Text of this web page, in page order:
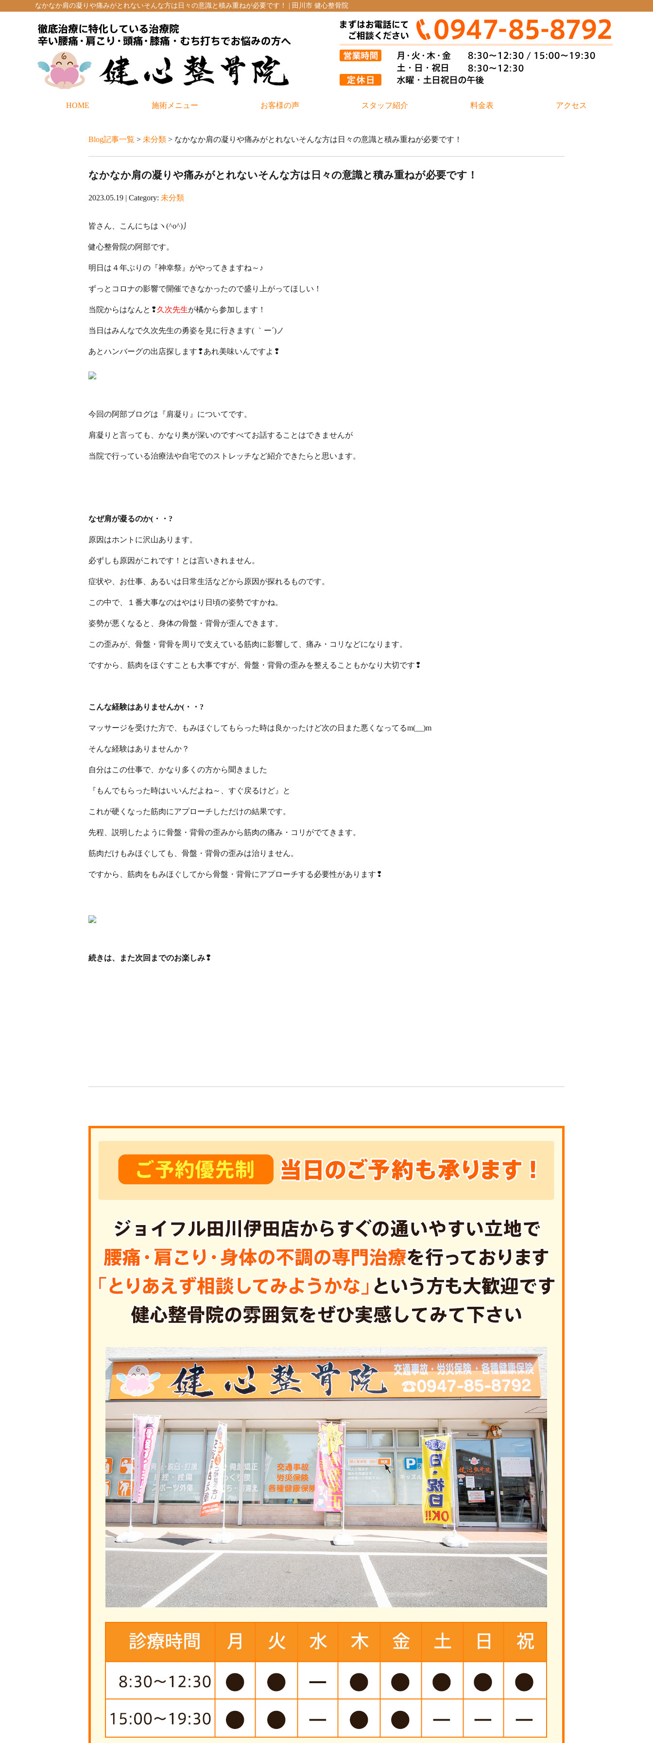
なかなか肩の凝りや痛みがとれないそんな方は日々の意識と積み重ねが必要です！ | 田川市 健心整骨院
HOME 施術メニュー お客様の声 スタッフ紹介 料金表 アクセス
Blog記事一覧 > 未分類 > なかなか肩の凝りや痛みがとれないそんな方は日々の意識と積み重ねが必要です！
なかなか肩の凝りや痛みがとれないそんな方は日々の意識と積み重ねが必要です！
2023.05.19 | Category: 未分類
皆さん、こんにちはヽ(^o^)丿
健心整骨院の阿部です。
明日は４年ぶりの『神幸祭』がやってきますね～♪
ずっとコロナの影響で開催できなかったので盛り上がってほしい！
当院からはなんと❢久次先生が橘から参加します！
当日はみんなで久次先生の勇姿を見に行きます( ｀ー´)ノ
あとハンバーグの出店探します❢あれ美味いんですよ❢
今回の阿部ブログは『肩凝り』についてです。
肩凝りと言っても、かなり奥が深いのですべてお話することはできませんが
当院で行っている治療法や自宅でのストレッチなど紹介できたらと思います。
なぜ肩が凝るのか(・・?
原因はホントに沢山あります。
必ずしも原因がこれです！とは言いきれません。
症状や、お仕事、あるいは日常生活などから原因が探れるものです。
この中で、１番大事なのはやはり日頃の姿勢ですかね。
姿勢が悪くなると、身体の骨盤・背骨が歪んできます。
この歪みが、骨盤・背骨を周りで支えている筋肉に影響して、痛み・コリなどになります。
ですから、筋肉をほぐすことも大事ですが、骨盤・背骨の歪みを整えることもかなり大切です❢
こんな経験はありませんか(・・?
マッサージを受けた方で、もみほぐしてもらった時は良かったけど次の日また悪くなってるm(__)m
そんな経験はありませんか？
自分はこの仕事で、かなり多くの方から聞きました
『もんでもらった時はいいんだよね～、すぐ戻るけど』と
これが硬くなった筋肉にアプローチしただけの結果です。
先程、説明したように骨盤・背骨の歪みから筋肉の痛み・コリがでてきます。
筋肉だけもみほぐしても、骨盤・背骨の歪みは治りません。
ですから、筋肉をもみほぐしてから骨盤・背骨にアプローチする必要性があります❢
続きは、また次回までのお楽しみ❢